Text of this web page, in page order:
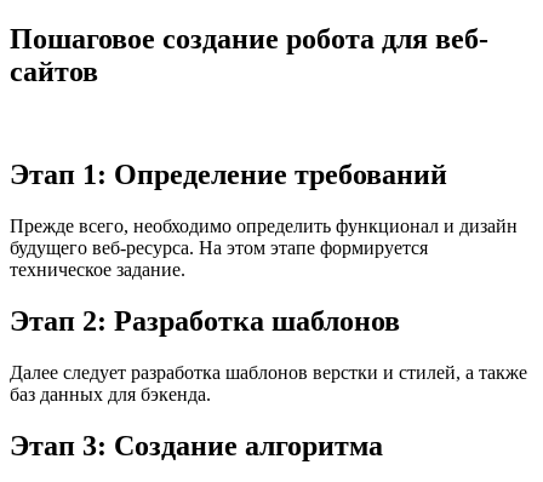
Пошаговое создание робота для веб-
сайтов
Этап 1: Определение требований
Прежде всего, необходимо определить функционал и дизайн
будущего веб-ресурса. На этом этапе формируется
техническое задание.
Этап 2: Разработка шаблонов
Далее следует разработка шаблонов верстки и стилей, а также
баз данных для бэкенда.
Этап 3: Создание алгоритма